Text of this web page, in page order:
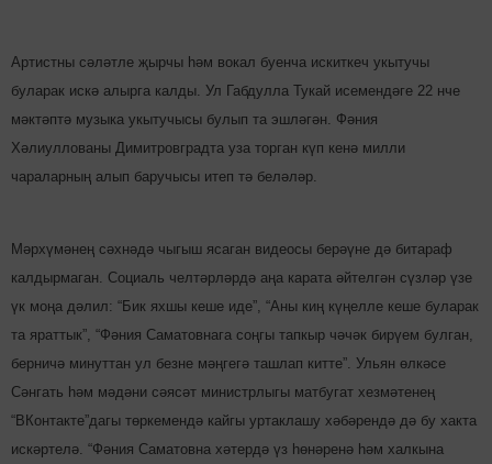
Артистны сәләтле җырчы һәм вокал буенча искиткеч укытучы
буларак искә алырга калды. Ул Габдулла Тукай исемендәге 22 нче
мәктәптә музыка укытучысы булып та эшләгән. Фәния
Хәлиуллованы Димитровградта уза торган күп кенә милли
чараларның алып баручысы итеп тә беләләр.
Мәрхүмәнең сәхнәдә чыгыш ясаган видеосы берәүне дә битараф
калдырмаган. Социаль челтәрләрдә аңа карата әйтелгән сүзләр үзе
үк моңа дәлил: “Бик яхшы кеше иде”, “Аны киң күңелле кеше буларак
та яраттык”, “Фәния Саматовнага соңгы тапкыр чәчәк бирүем булган,
берничә минуттан ул безне мәңгегә ташлап китте”. Ульян өлкәсе
Сәнгать һәм мәдәни сәясәт министрлыгы матбугат хезмәтенең
“ВКонтакте”дагы төркемендә кайгы уртаклашу хәбәрендә дә бу хакта
искәртелә. “Фәния Саматовна хәтердә үз һөнәренә һәм халкына